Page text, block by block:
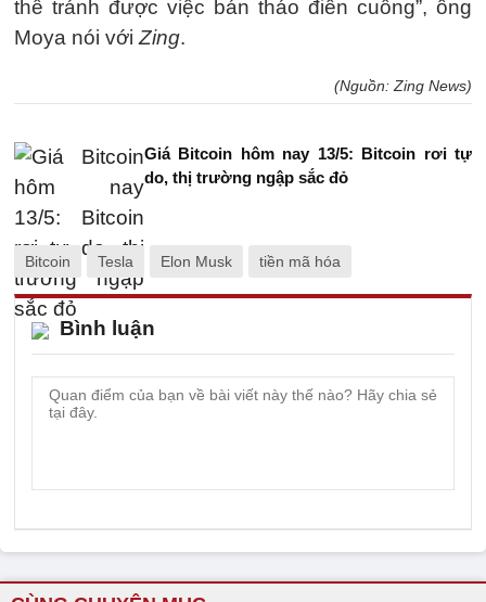
thể tránh được việc bán tháo điên cuồng”, ông
Moya nói với Zing.
(Nguồn: Zing News)
Giá Bitcoin hôm nay 13/5: Bitcoin rơi tự
do, thị trường ngập sắc đỏ
Bitcoin Tesla Elon Musk tiền mã hóa
Bình luận